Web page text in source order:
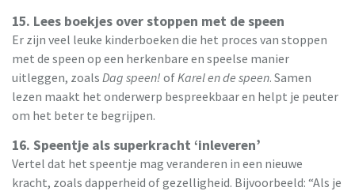
15. Lees boekjes over stoppen met de speen
Er zijn veel leuke kinderboeken die het proces van stoppen
met de speen op een herkenbare en speelse manier
uitleggen, zoals Dag speen! of Karel en de speen. Samen
lezen maakt het onderwerp bespreekbaar en helpt je peuter
om het beter te begrijpen.
16. Speentje als superkracht ‘inleveren’
Vertel dat het speentje mag veranderen in een nieuwe
kracht, zoals dapperheid of gezelligheid. Bijvoorbeeld: “Als je